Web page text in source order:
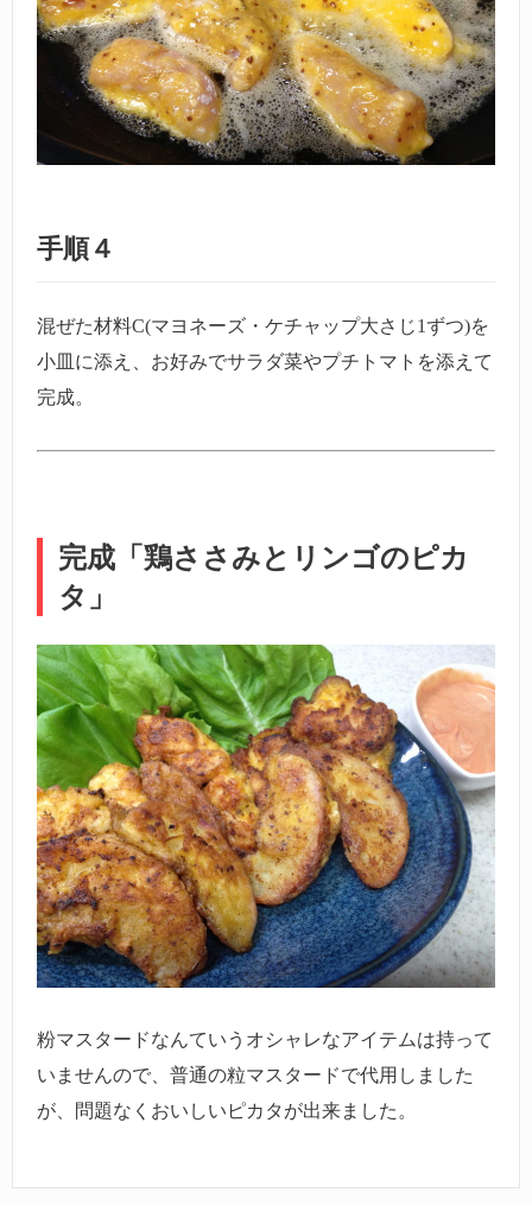
手順４
混ぜた材料C(マヨネーズ・ケチャップ大さじ1ずつ)を
小皿に添え、お好みでサラダ菜やプチトマトを添えて
完成。
完成「鶏ささみとリンゴのピカ
タ」
粉マスタードなんていうオシャレなアイテムは持って
いませんので、普通の粒マスタードで代用しました
が、問題なくおいしいピカタが出来ました。